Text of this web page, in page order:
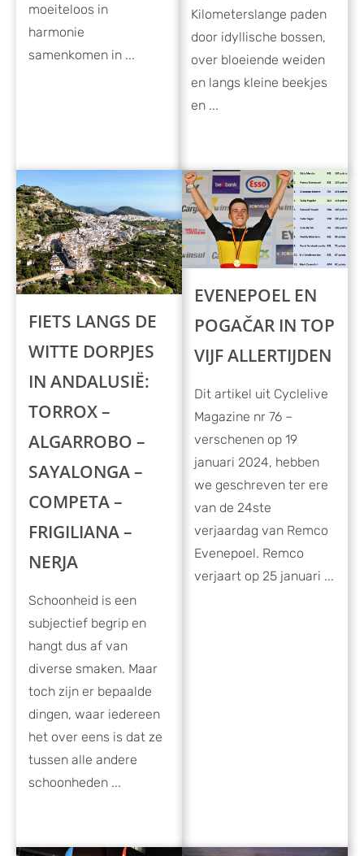
moeiteloos in
harmonie
samenkomen in ...
Kilometerslange paden
door idyllische bossen,
over bloeiende weiden
en langs kleine beekjes
en ...
FIETS LANGS DE
WITTE DORPJES
IN ANDALUSIË:
TORROX –
ALGARROBO –
SAYALONGA –
COMPETA –
FRIGILIANA –
NERJA
Schoonheid is een
subjectief begrip en
hangt dus af van
diverse smaken. Maar
toch zijn er bepaalde
dingen, waar iedereen
het over eens is dat ze
tussen alle andere
schoonheden ...
EVENEPOEL EN
POGAČAR IN TOP
VIJF ALLERTIJDEN
Dit artikel uit Cyclelive
Magazine nr 76 –
verschenen op 19
januari 2024, hebben
we geschreven ter ere
van de 24ste
verjaardag van Remco
Evenepoel. Remco
verjaart op 25 januari ...